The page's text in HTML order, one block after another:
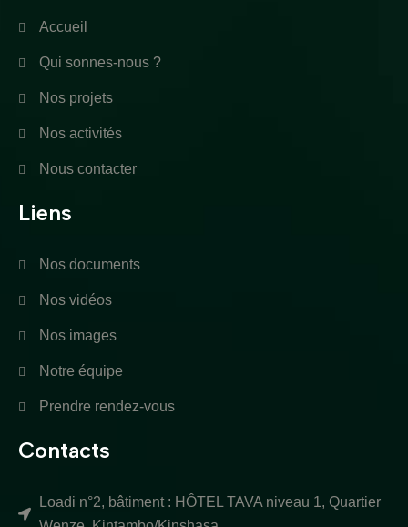
Accueil
Qui sonnes-nous ?
Nos projets
Nos activités
Nous contacter
Liens
Nos documents
Nos vidéos
Nos images
Notre équipe
Prendre rendez-vous
Contacts
Loadi n°2, bâtiment : HÔTEL TAVA niveau 1, Quartier